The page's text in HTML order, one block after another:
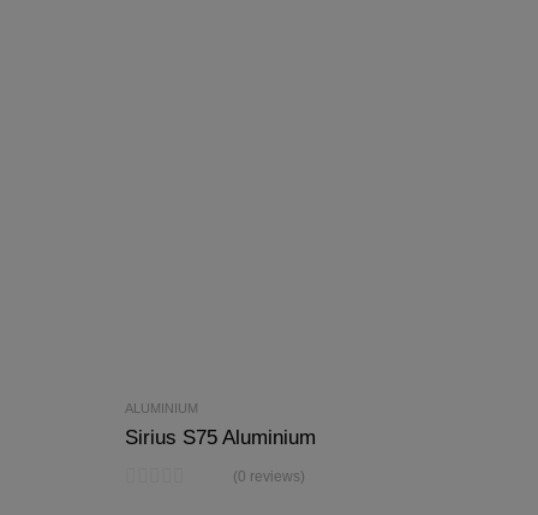
ALUMINIUM
Sirius S75 Aluminium
(0 reviews)